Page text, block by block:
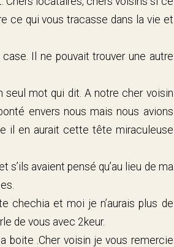
ce qui vous tracasse dans la vie et
Il ne pouvait trouver une autre
mot qui dit. A notre cher voisin
envers nous mais nous avions
il en aurait cette tête miraculeuse
avaient pensé qu’au lieu de ma
chechia et moi je n’aurais plus de
de vous avec 2keur.
boite .Cher voisin je vous remercie